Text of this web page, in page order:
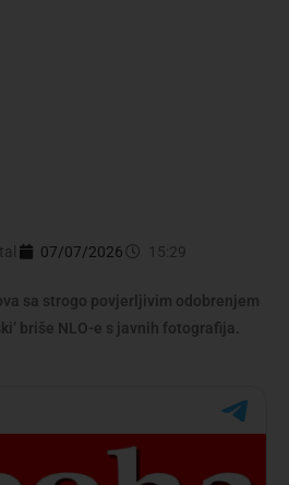
07/07/2026 15:29
sa strogo povjerljivim odobrenjem
briše NLO-e s javnih fotografija.